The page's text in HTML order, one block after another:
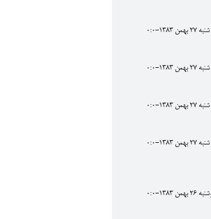
1383-0:0
1383-0:0
1383-0:0
1383-0:0
1383-0:0